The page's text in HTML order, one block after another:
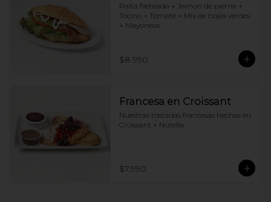
Palta fileteada + Jamón de pierna +
Tocino + Tomate + Mix de hojas verdes
+ Mayonesa
$8.990
Francesa en Croissant
Nuestras tostadas francesas hechas en
Croissant + Nutella
$7.990